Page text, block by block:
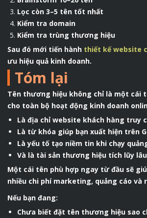
Lọc còn 3–5 tên tốt nhất
Kiểm tra domain
Kiểm tra trùng thương hiệu
Sau đó mới tiến hành thiết kế website
ưu hiệu quả kinh doanh.
Tóm lại
Tên thương hiệu không chỉ là một cái
cho toàn bộ hoạt động kinh doanh
Là địa chỉ website khách hàng truy
Là từ khóa giúp bạn xuất hiện trên
Là yếu tố tạo niềm tin khi chạy
Và là tài sản thương hiệu tích lũy
Một cái tên phù hợp ngay từ đầu sẽ
nhiều chi phí marketing, quảng cáo và
Nếu bạn đang:
Chưa biết đặt tên thương hiệu sao